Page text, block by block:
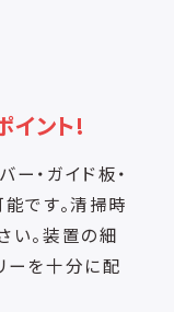
イント!
・ガイド板・
です。清掃時
い。装置の細
ーを十分に配